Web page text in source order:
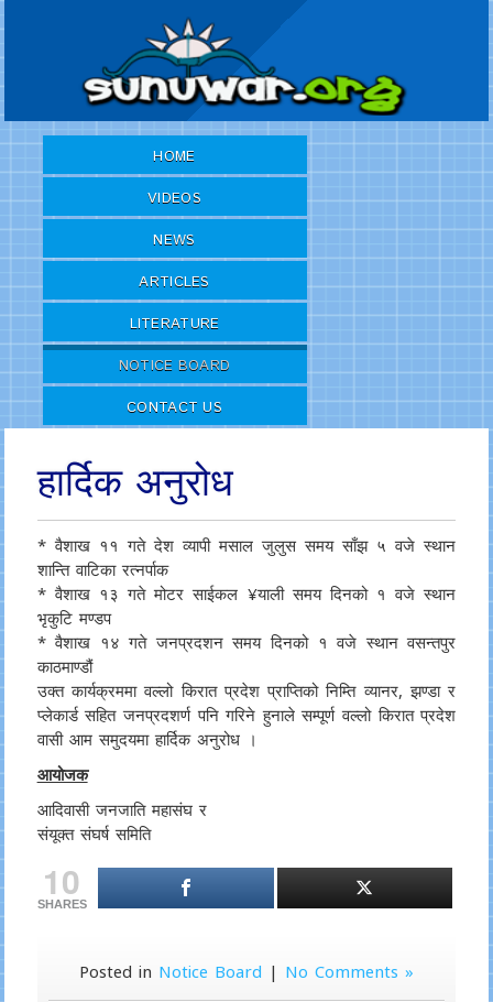
HOME
VIDEOS
NEWS
ARTICLES
LITERATURE
NOTICE BOARD
CONTACT US
हार्दिक अनुरोध
* वैशाख ११ गते देश व्यापी मसाल जुलुस समय साँझ ५ वजे स्थान
शान्ति वाटिका रत्नर्पाक
* वैशाख १३ गते मोटर साईकल ¥याली समय दिनको १ वजे स्थान
भृकुटि मण्डप
* वैशाख १४ गते जनप्रदशन समय दिनको १ वजे स्थान वसन्तपुर
काठमाण्डौं
उक्त कार्यक्रममा वल्लो किरात प्रदेश प्राप्तिको निम्ति व्यानर, झण्डा र
प्लेकार्ड सहित जनप्रदशर्ण पनि गरिने हुनाले सम्पूर्ण वल्लो किरात प्रदेश
वासी आम समुदयमा हार्दिक अनुरोध ।
आयोजक
आदिवासी जनजाति महासंघ र
संयूक्त संघर्ष समिति
10
SHARES
Posted in Notice Board | No Comments »